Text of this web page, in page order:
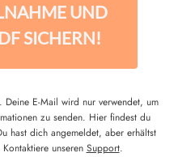
UND
PDF SICHERN!
Deine E-Mail wird nur verwendet, um
zu senden. Hier findest du
hast dich angemeldet, aber erhältst
unseren Support.